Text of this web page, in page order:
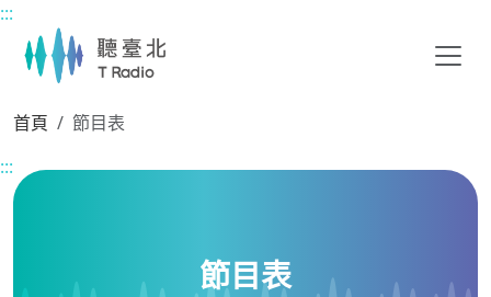
主要內容區塊
:::
首頁
節目表
:::
節目表